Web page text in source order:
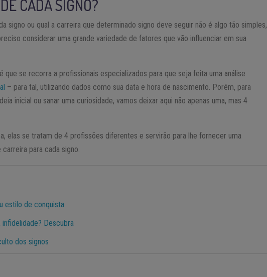
CADA SIGNO?
signo ou qual a carreira que determinado signo deve seguir não é algo tão simples,
considerar uma grande variedade de fatores que vão influenciar em sua
que se recorra a profissionais especializados para que seja feita uma análise
– para tal, utilizando dados como sua data e hora de nascimento. Porém, para
inicial ou sanar uma curiosidade, vamos deixar aqui não apenas uma, mas 4
elas se tratam de 4 profissões diferentes e servirão para lhe fornecer uma
para cada signo.
estilo de conquista
Descubra
dos signos